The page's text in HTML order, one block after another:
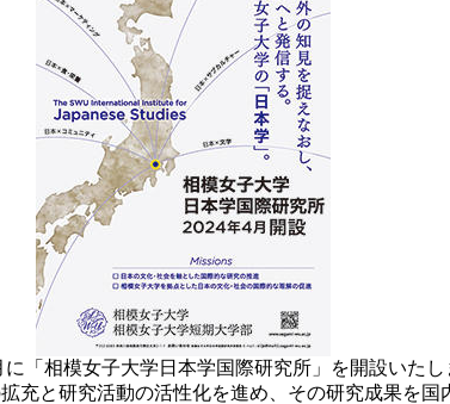
「相模女子大学日本学国際研究所」を開設いた
と研究活動の活性化を進め、その研究成果を国